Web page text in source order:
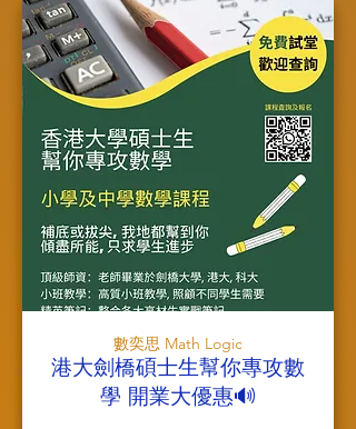
數奕思 Math Logic
港大劍橋碩士生幫你專攻數
學 開業大優惠🔊